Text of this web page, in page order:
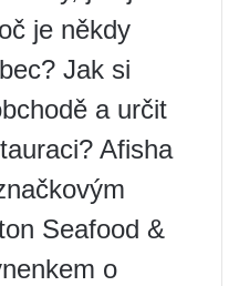
je někdy
Jak si
a určit
Afisha
Seafood &
o